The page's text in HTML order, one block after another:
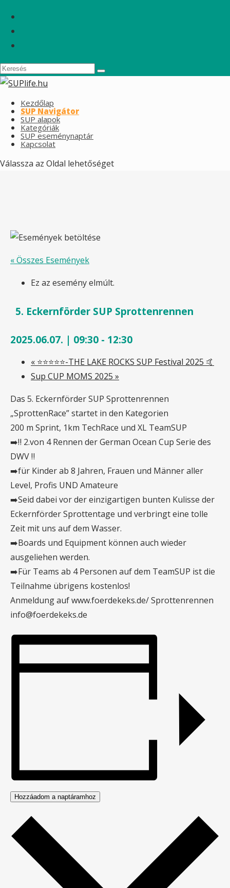
Kezdőlap
SUP Navigátor
SUP alapok
Kategóriák
SUP eseménynaptár
Kapcsolat
Válassza az Oldal lehetőséget
« Összes Események
Ez az esemény elmúlt.
5. Eckernförder SUP Sprottenrennen
2025.06.07. | 09:30 - 12:30
« ⭐️⭐️⭐️⭐️⭐️-THE LAKE ROCKS SUP Festival 2025 🤙
Sup CUP MOMS 2025 »
Das 5. Eckernförder SUP Sprottenrennen
„SprottenRace” startet in den Kategorien
200 m Sprint, 1km TechRace und XL TeamSUP
➡️‼️ 2.von 4 Rennen der German Ocean Cup Serie des
DWV ‼️
➡️für Kinder ab 8 Jahren, Frauen und Männer aller
Level, Profis UND Amateure
➡️Seid dabei vor der einzigartigen bunten Kulisse der
Eckernförder Sprottentage und verbringt eine tolle
Zeit mit uns auf dem Wasser.
➡️Boards und Equipment können auch wieder
ausgeliehen werden.
➡️Für Teams ab 4 Personen auf dem TeamSUP ist die
Teilnahme übrigens kostenlos!
Anmeldung auf www.foerdekeks.de/ Sprottenrennen
info@foerdekeks.de
Hozzáadom a naptáramhoz